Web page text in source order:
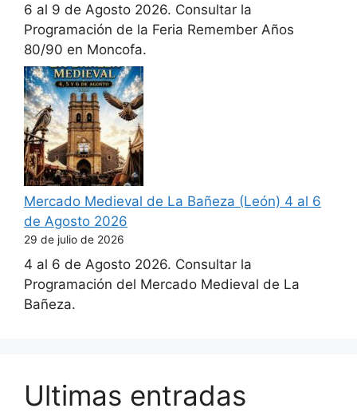
6 al 9 de Agosto 2026. Consultar la
Programación de la Feria Remember Años
80/90 en Moncofa.
Mercado Medieval de La Bañeza (León) 4 al 6
de Agosto 2026
29 de julio de 2026
4 al 6 de Agosto 2026. Consultar la
Programación del Mercado Medieval de La
Bañeza.
Ultimas entradas